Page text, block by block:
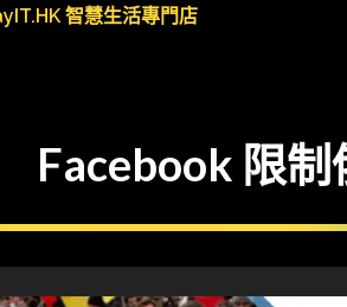
智慧生活專門店
限制